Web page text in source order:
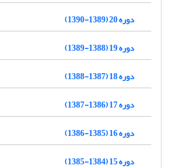
دوره 20 (1389-1390)
دوره 19 (1388-1389)
دوره 18 (1387-1388)
دوره 17 (1386-1387)
دوره 16 (1385-1386)
دوره 15 (1384-1385)